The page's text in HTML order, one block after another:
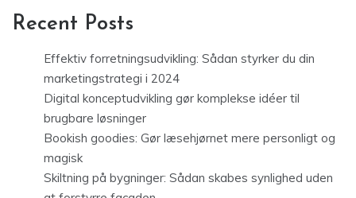
Recent Posts
Effektiv forretningsudvikling: Sådan styrker du din
marketingstrategi i 2024
Digital konceptudvikling gør komplekse idéer til
brugbare løsninger
Bookish goodies: Gør læsehjørnet mere personligt og
magisk
Skiltning på bygninger: Sådan skabes synlighed uden